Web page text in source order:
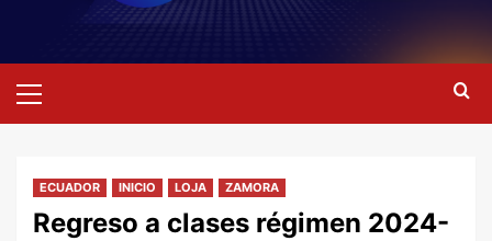
primario
ECUADOR INICIO LOJA ZAMORA
Regreso a clases régimen 2024-